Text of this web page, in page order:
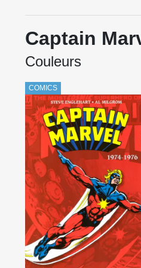
Captain
Couleurs
COMICS